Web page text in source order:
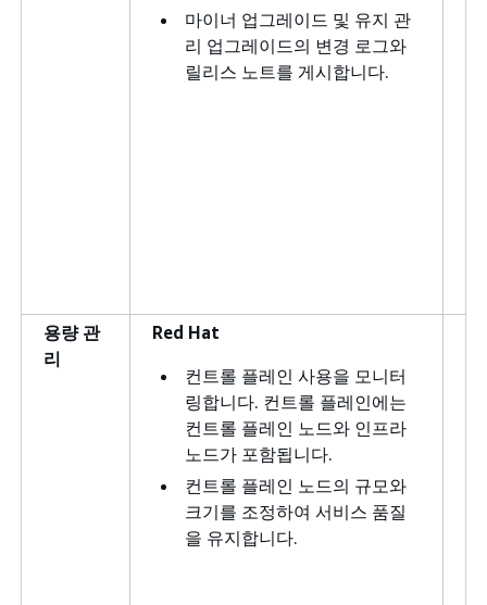
마이너 업그레이드 및 유지 관
리 업그레이드의 변경 로그와
릴리스 노트를 게시합니다.
용량 관
리
Red Hat
컨트롤 플레인 사용을 모니터
링합니다. 컨트롤 플레인에는
컨트롤 플레인 노드와 인프라
노드가 포함됩니다.
컨트롤 플레인 노드의 규모와
크기를 조정하여 서비스 품질
을 유지합니다.